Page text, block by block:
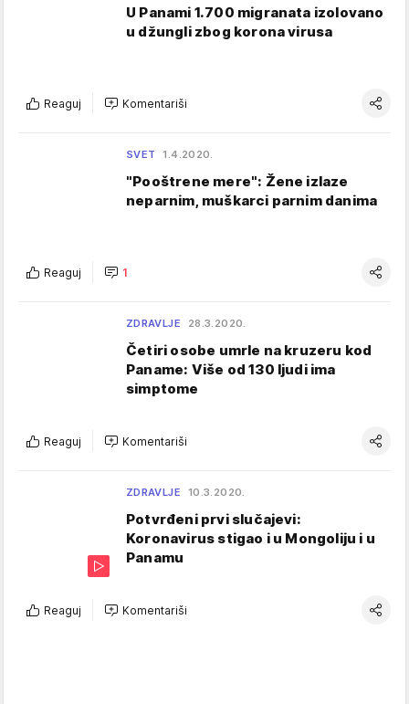
U Panami 1.700 migranata izolovano
u džungli zbog korona virusa
Reaguj Komentariši
SVET 1.4.2020.
"Pooštrene mere": Žene izlaze
neparnim, muškarci parnim danima
Reaguj 1
ZDRAVLJE 28.3.2020.
Četiri osobe umrle na kruzeru kod
Paname: Više od 130 ljudi ima
simptome
Reaguj Komentariši
ZDRAVLJE 10.3.2020.
Potvrđeni prvi slučajevi:
Koronavirus stigao i u Mongoliju i u
Panamu
Reaguj Komentariši